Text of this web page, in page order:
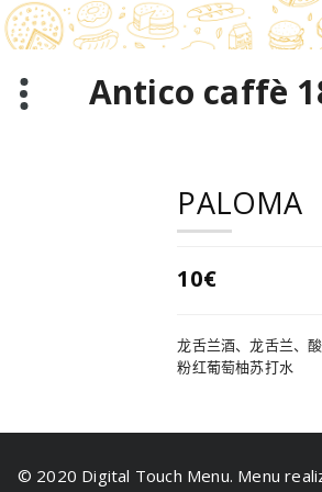
跳
至
正
Antico caffè
PALOMA
10€
龙舌兰酒、龙舌兰、酸
粉红葡萄柚苏打水
© 2020 Digital Touch Menu. Menu